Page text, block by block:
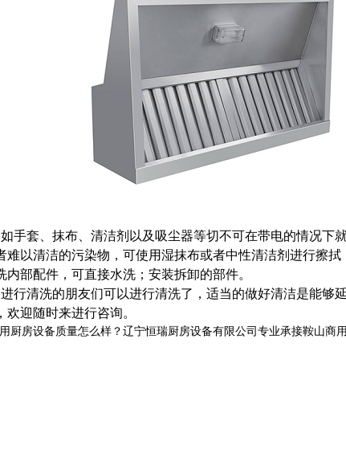
手套、抹布、清洁剂以及吸尘器等切不可在带电的情况
以清洁的污染物，可使用湿抹布或者中性清洁剂进行擦
部配件，可直接水洗；安装拆卸的部件。
清洗的朋友们可以进行清洗了，适当的做好清洁是能够
迎随时来进行咨询。
厨房设备质量怎么样？辽宁恒瑞厨房设备有限公司专业承接鞍山